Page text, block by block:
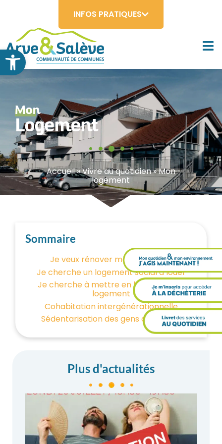
Ouvrir la barre d’outils
INFOS PRATIQUES
Mon
Logement
Accueil»Vivre au quotidien»Mon
logement
Sommaire
Je veux rénover mon logement
Je cherche un logement social à louer
Je cherche à mettre en location mon
logement
Cohabitation intergénérationnelle
Sédentarisation des gens du voyage
Plus d'actualités